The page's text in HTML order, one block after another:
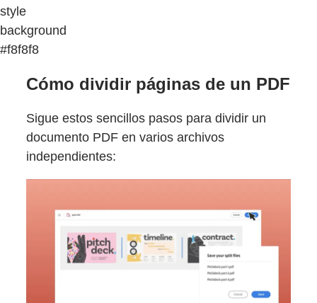
style
background
#f8f8f8
Cómo dividir páginas de un PDF
Sigue estos sencillos pasos para dividir un
documento PDF en varios archivos
independientes: